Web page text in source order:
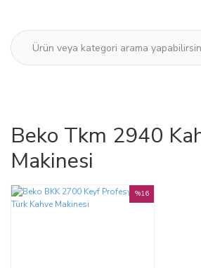
Beko Tkm 2940
Makinesi
%16